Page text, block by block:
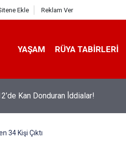
Ekle Reklam Ver
YAŞAM RÜYA TABIRLERI
Anne Olmak Ve Çoklu Doğum
34 Kişi Çıktı